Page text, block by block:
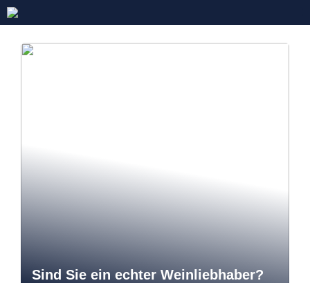
Sind Sie ein echter Weinliebhaber?